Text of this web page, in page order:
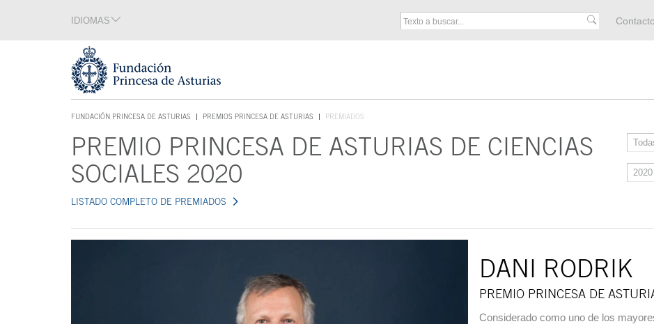
Tecla de acceso 1
IDIOMAS Menú
Contacto
FUNDACIÓN PRINCESA DE ASTURIAS
TECLA DE ACCESO 1
PREMIOS PRINCESA DE ASTURIAS PREMIADOS
Contenido principalPREMIO PRINCESA DE ASTURIAS DE CIENCIAS
SOCIALES 2020
LISTADO COMPLETO DE PREMIADOS
DANI RODRIK
PREMIO PRINCESA DE
Considerado como uno de los